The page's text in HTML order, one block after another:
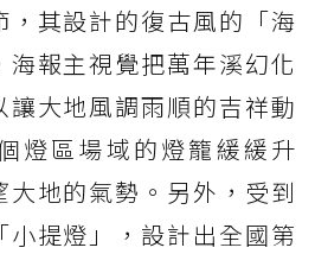
，其設計的復古風的「海
報主視覺把萬年溪幻化
大地風調雨順的吉祥動
燈區場域的燈籠緩緩升
地的氣勢。另外，受到
提燈」，設計出全國第